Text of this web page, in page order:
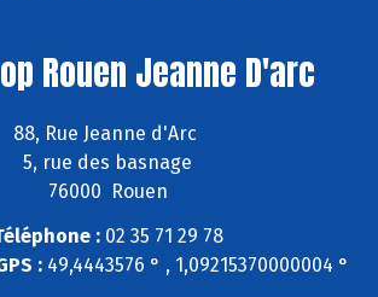
Rouen Jeanne D'arc
88, Rue Jeanne d'Arc
5, rue des basnage
76000 Rouen
:02 35 71 29 78
: 49,4443576 ° , 1,09215370000004 °